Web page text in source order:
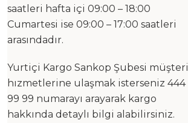
saatleri hafta içi 09:00 – 18:00
Cumartesi ise 09:00 – 17:00 saatleri
arasındadır.
Yurtiçi Kargo Sankop Şubesi müşteri
hızmetlerine ulaşmak isterseniz 444
99 99 numarayı arayarak kargo
hakkında detaylı bilgi alabilirsiniz.